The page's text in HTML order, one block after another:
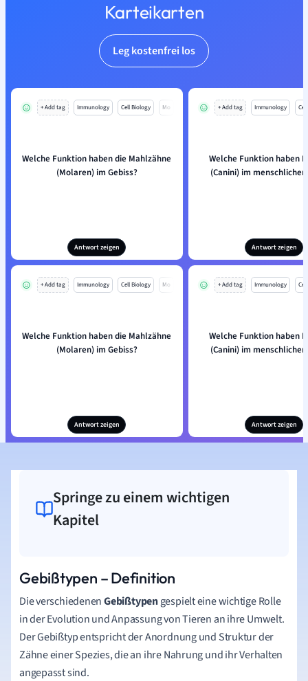
Karteikarten
Leg kostenfrei los
+ Add tag Immunology Cell Biology Mo
Welche Funktion haben die Mahlzähne
(Molaren) im Gebiss?
Antwort zeigen
+ Add tag Immunology
Welche Funktion haben
(Canini) im menschlichen
Antwort zeigen
+ Add tag Immunology Cell Biology Mo
Welche Funktion haben die Mahlzähne
(Molaren) im Gebiss?
Antwort zeigen
+ Add tag Immunology
Welche Funktion haben
(Canini) im menschlichen
Antwort zeigen
Springe zu einem wichtigen
Kapitel
Gebißtypen – Definition
Die verschiedenenGebißtypengespielt eine wichtige Rolle
in der Evolution und Anpassung von Tieren an ihre Umwelt.
Der Gebißtyp entspricht der Anordnung und Struktur der
Zähne einer Spezies, die an ihre Nahrung und ihr Verhalten
angepasst sind.